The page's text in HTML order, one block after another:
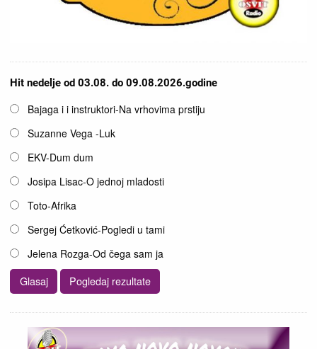
Hit nedelje od 03.08. do 09.08.2026.godine
OpcijeBajaga i i instruktori-Na vrhovima prstiju
Suzanne Vega -Luk
EKV-Dum dum
Josipa Lisac-O jednoj mladosti
Toto-Afrika
Sergej Ćetković-Pogledi u tami
Jelena Rozga-Od čega sam ja